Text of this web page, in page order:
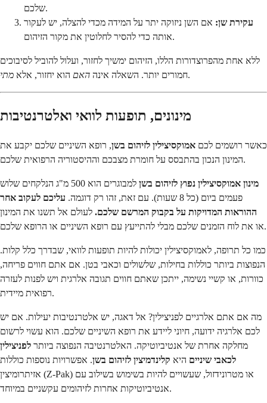
שלכם.
עקירת שן: אם השן ניזוקה יתר על המידה מכדי להצלה, יש לעקור
אותה כדי להסיר לחלוטין את מקור הזיהום.
ללא אחת מהפרוצדורות הללו, הזיהום ימשיך לחזור, ועלול להוביל לסיבוכים
חמורים יותר. השאלה אינה האם הוא יחזור, אלא מתי .
מינונים, תופעות לוואי ואלטרנטיבות
כאשר רושמים לכם אמוקסיצילין לזיהום בשן, רופא השיניים שלכם יקבע את
המינון הנכון בהתבסס על חומרת מצבכם וההיסטוריה הרפואית שלכם.
מינון אמוקסיצילין נפוץ לזיהום בשן
למבוגרים הוא 500 מ"ג הנלקחים שלוש
פעמים ביום (כל 8 שעות). עם זאת, זהו רק דוגמה.
עליכם לעקוב אחר
ההוראות המדויקות על בקבוק המרשם שלכם. לעולם אל תשנו את המינון
או את לוח הזמנים שלכם מבלי להתייעץ עם רופא השיניים או הרופא שלכם.
כמו כל תרופה, לאמוקסיצילין יכולות להיות תופעות לוואי, שבדרך כלל קלות.
הנפוצות ביותר כוללות בחילות, שלשולים וכאבי בטן. אם אתם חווים פריחה,
כוורות, או קשיי נשימה, ייתכן שאתם חווים תגובה אלרגית ויש לפנות לעזרה
רפואית מיידית.
מה אם אתם אלרגיים לפניצילין? אל דאגה, יש אלטרנטיבות יעילות. אם יש
לכם אלרגיה ידועה, חיוני ליידע את רופא השיניים שלכם. הוא עשוי לרשום
מחלקה אחרת של אנטיביוטיקה. האלטרנטיבה הנפוצה ביותר לפניצילין
לכאבי שיניים היא קלינדמיצין לזיהום בשן. אפשרויות נוספות כוללות
אזיתרומיצין (Z-Pak) או מטרונידזול, שעשויים להיות בשימוש בשילוב עם
אנטיביוטיקות אחרות לזיהומים עקשניים במיוחד.